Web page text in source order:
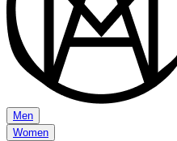
Men
Women